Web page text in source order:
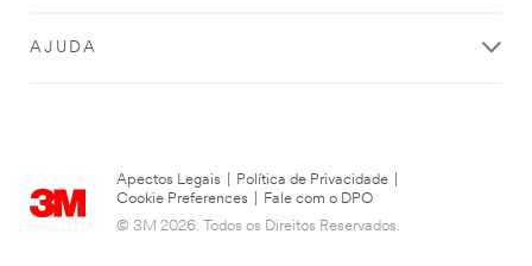
AJUDA
Apectos Legais Política de Privacidade
Cookie Preferences
Fale com o DPO
© 3M 2026. Todos os Direitos Reservados.